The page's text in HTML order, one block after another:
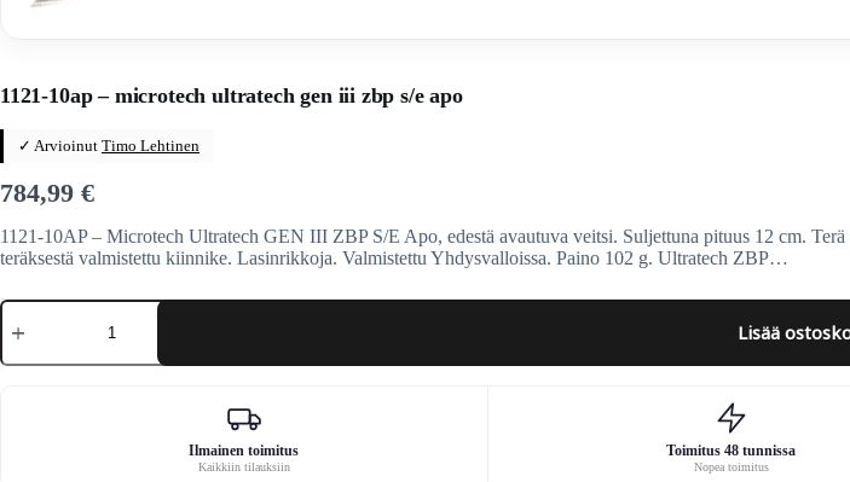
1121-10ap – microtech ultratech gen iii zbp s/e apo
✓ Arvioinut Timo Lehtinen
784,99 €
1121-10AP – Microtech Ultratech GEN III ZBP S/E Apo, edestä avautuva veitsi. Suljettuna pituus 12 cm.
teräksestä valmistettu kiinnike. Lasinrikkoja. Valmistettu Yhdysvalloissa. Paino 102 g. Ultratech ZBP…
1121-
10ap
microtech
Lisää
Ilmainen toimitus
Kaikkiin tilauksiin
Toimitus 48 tunnissa
Nopea toimitus